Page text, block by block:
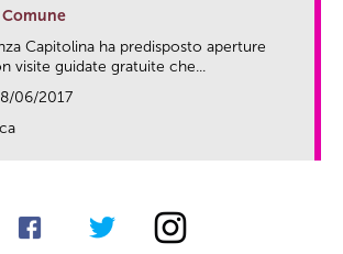
Capitolina ha predisposto aperture
visite guidate gratuite che...
06/2017